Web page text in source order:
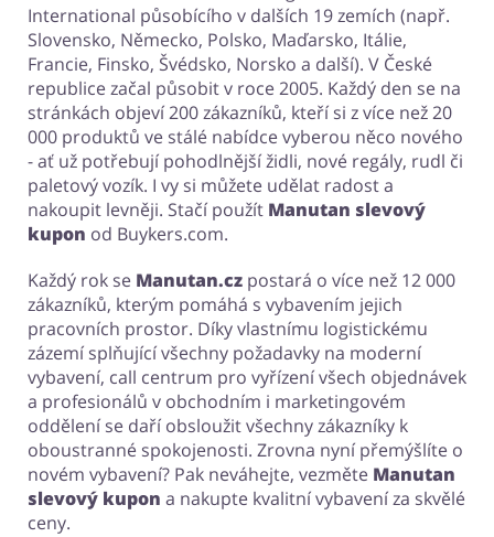
International působícího v dalších 19 zemích (např.
Slovensko, Německo, Polsko, Maďarsko, Itálie,
Francie, Finsko, Švédsko, Norsko a další). V České
republice začal působit v roce 2005. Každý den se na
stránkách objeví 200 zákazníků, kteří si z více než 20
000 produktů ve stálé nabídce vyberou něco nového
- ať už potřebují pohodlnější židli, nové regály, rudl či
paletový vozík. I vy si můžete udělat radost a
nakoupit levněji. Stačí použít Manutan slevový
kupon od Buykers.com.
Každý rok se Manutan.cz postará o více než 12 000
zákazníků, kterým pomáhá s vybavením jejich
pracovních prostor. Díky vlastnímu logistickému
zázemí splňující všechny požadavky na moderní
vybavení, call centrum pro vyřízení všech objednávek
a profesionálů v obchodním i marketingovém
oddělení se daří obsloužit všechny zákazníky k
oboustranné spokojenosti. Zrovna nyní přemýšlíte o
novém vybavení? Pak neváhejte, vezměte Manutan
slevový kupon a nakupte kvalitní vybavení za skvělé
ceny.